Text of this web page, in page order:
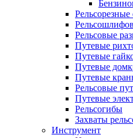
Рельсорезные
Рельсовые
Путевые
Путевые
Путевые
Путевые
Рельсовые
Путевые
Рельсогибы
Захваты
Инструмент